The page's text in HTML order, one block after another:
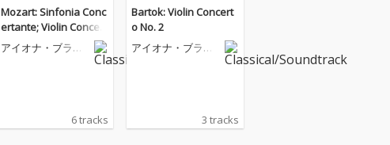
Mozart: Sinfonia Conc
ertante; Violin Concert
o No. 2
アイオナ・ブラウ
6 tracks
Bartok: Violin Concert
o No. 2
アイオナ・ブラウ
3 tracks